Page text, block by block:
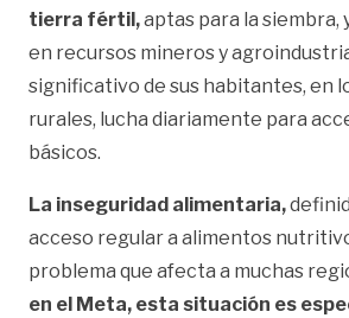
tierra fértil,aptas para la
en recursos mineros y
significativo de sus habitantes, en
rurales, lucha diariamente para
básicos.
La inseguridad alimentaria,
acceso regular a alimentos
problema que afecta a muchas
en el Meta, esta situación es